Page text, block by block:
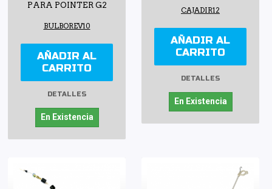
PARA POINTER G2
BULBOREV10
AÑADIR AL
CARRITO
DETALLES
En Existencia
CAJADIR12
AÑADIR AL
CARRITO
DETALLES
En Existencia